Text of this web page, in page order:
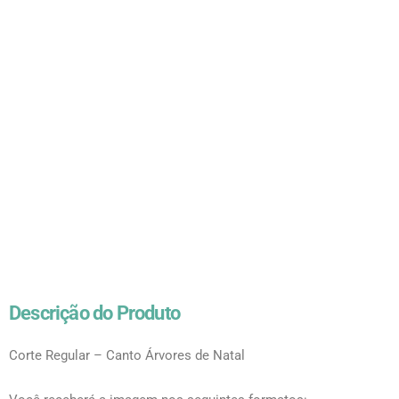
Descrição do Produto
Corte Regular – Canto Árvores de Natal